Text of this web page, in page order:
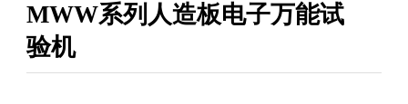
MWW系列人造板电子万能试
验机